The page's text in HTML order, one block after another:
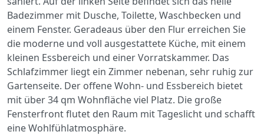
Badezimmer mit Dusche, Toilette, Waschbecken und
einem Fenster. Geradeaus über den Flur erreichen Sie
die moderne und voll ausgestattete Küche, mit einem
kleinen Essbereich und einer Vorratskammer. Das
Schlafzimmer liegt ein Zimmer nebenan, sehr ruhig zur
Gartenseite. Der offene Wohn- und Essbereich bietet
mit über 34 qm Wohnfläche viel Platz. Die große
Fensterfront flutet den Raum mit Tageslicht und schafft
eine Wohlfühlatmosphäre.